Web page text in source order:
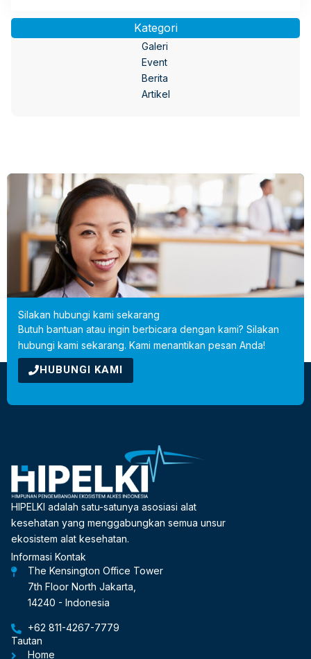
Kategori
Galeri
Event
Berita
Artikel
Silakan hubungi kami sekarang
Butuh bantuan atau ingin berbicara dengan kami? Silakan
hubungi kami sekarang. Kami menantikan pesan Anda!
HUBUNGI KAMI
HIPELKI adalah satu-satunya asosiasi alat
kesehatan yang menggabungkan semua unsur
ekosistem alat kesehatan.
Informasi Kontak
The Kensington Office Tower
7th Floor North Jakarta,
14240 - Indonesia
+62 811-4267-7779
Tautan
Home